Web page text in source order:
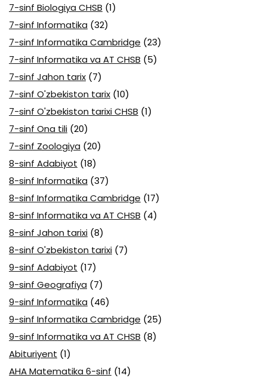
7-sinf Biologiya CHSB (1)
7-sinf Informatika (32)
7-sinf Informatika Cambridge (23)
7-sinf Informatika va AT CHSB (5)
7-sinf Jahon tarix (7)
7-sinf O'zbekiston tarix (10)
7-sinf O'zbekiston tarixi CHSB (1)
7-sinf Ona tili (20)
7-sinf Zoologiya (20)
8-sinf Adabiyot (18)
8-sinf Informatika (37)
8-sinf Informatika Cambridge (17)
8-sinf Informatika va AT CHSB (4)
8-sinf Jahon tarixi (8)
8-sinf O'zbekiston tarixi (7)
9-sinf Adabiyot (17)
9-sinf Geografiya (7)
9-sinf Informatika (46)
9-sinf Informatika Cambridge (25)
9-sinf Informatika va AT CHSB (8)
Abituriyent (1)
AHA Matematika 6-sinf (14)